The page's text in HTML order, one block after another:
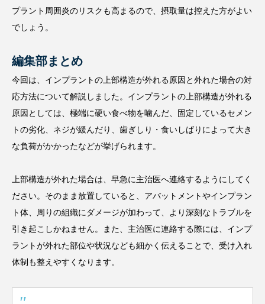
プラント周囲炎のリスクも高まるので、摂取量は控えた方がよい
でしょう。
編集部まとめ
今回は、インプラントの上部構造が外れる原因と外れた場合の対
応方法について解説しました。インプラントの上部構造が外れる
原因としては、極端に硬い食べ物を噛んだ、固定しているセメン
トの劣化、ネジが緩んだり、歯ぎしり・食いしばりによって大き
な負荷がかかったなどが挙げられます。
上部構造が外れた場合は、早急に主治医へ連絡するようにしてく
ださい。そのまま放置していると、アバットメントやインプラン
ト体、周りの組織にダメージが加わって、より深刻なトラブルを
引き起こしかねません。また、主治医に連絡する際には、インプ
ラントが外れた部位や状況なども細かく伝えることで、受け入れ
体制も整えやすくなります。